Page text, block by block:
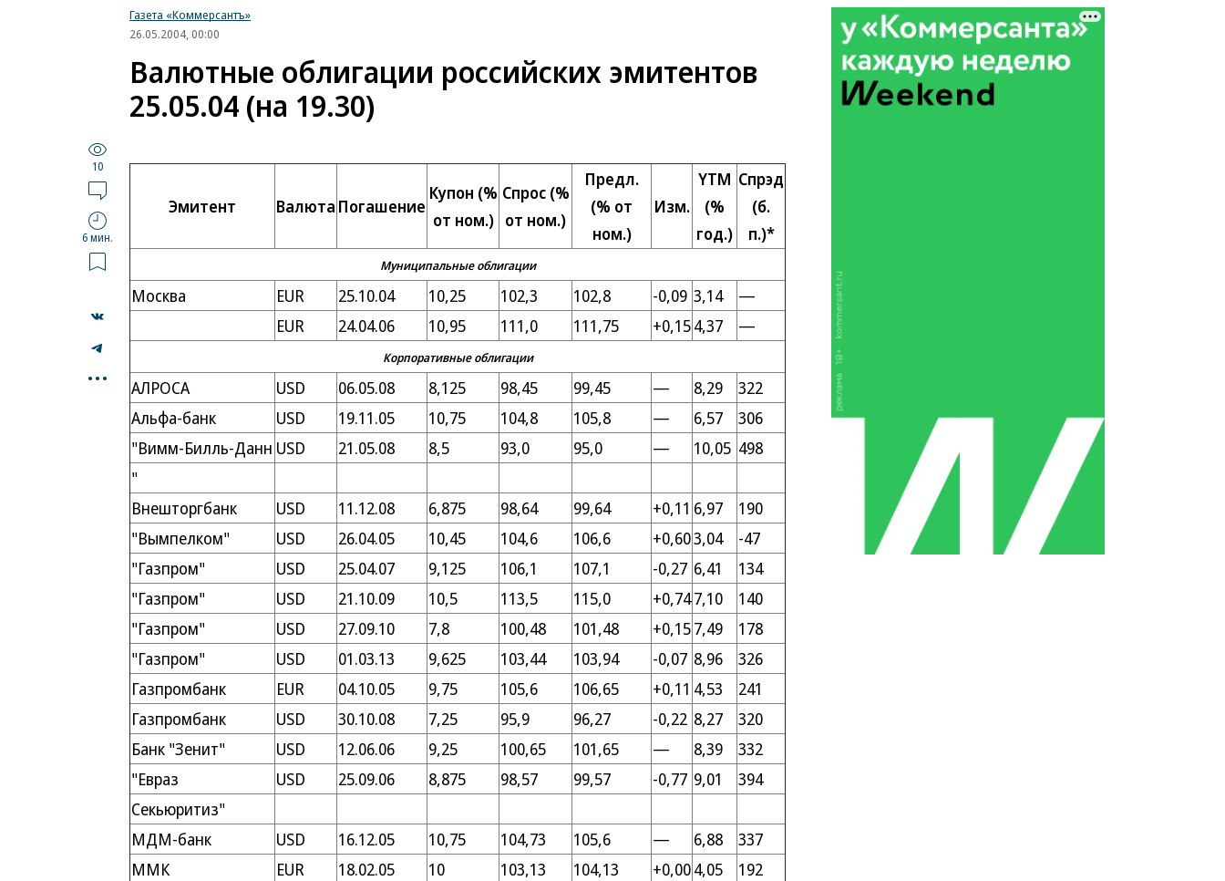
Газета «Коммерсантъ»
26.05.2004, 00:00
Валютные облигации российских эмитентов
25.05.04 (на 19.30)
10
6 мин.
...
Эмитент Валюта Погашение
Купон (%
от ном.)
Спрос (%
от ном.)
Предл.
(% от
ном.)
Изм.
YTM
(%
год.)
Спрэд
(б.
п.)*
Муниципальные облигации
Москва EUR 25.10.04 10,25 102,3 102,8 -0,09 3,14
—
EUR
24.04.06 10,95 111,0 111,75 +0,154,37 —
Корпоративные облигации
АЛРОСА USD 06.05.08 8,125 98,45 99,45 — 8,29
322
Альфа-банк
USD 19.11.05 10,75 104,8 105,8 — 6,57
306
"Вимм-Билль-Данн USD 21.05.08 8,5 93,0 95,0 — 10,05 498
"
Внешторгбанк
USD 11.12.08 6,875 98,64 99,64 +0,11 6,97
190
"Вымпелком"
USD 26.04.05 10,45 104,6 106,6 +0,603,04
-47
"Газпром"
USD 25.04.07 9,125 106,1 107,1 -0,27 6,41
134
"Газпром"
USD 21.10.09 10,5 113,5 115,0 +0,747,10
140
"Газпром"
USD 27.09.10 7,8 100,48 101,48 +0,157,49
178
"Газпром"
USD 01.03.13 9,625 103,44 103,94 -0,07 8,96
326
Газпромбанк
EUR 04.10.05 9,75 105,6 106,65 +0,11 4,53
241
Газпромбанк
USD 30.10.08 7,25 95,9 96,27 -0,22 8,27
320
Банк "Зенит"
USD 12.06.06 9,25 100,65 101,65 — 8,39
332
"Евраз
USD 25.09.06 8,875 98,57 99,57 -0,77 9,01
394
Секьюритиз"
МДМ-банк
USD 16.12.05 10,75 104,73 105,6 — 6,88
337
ММК
EUR 18.02.05 10 103,13 104,13 +0,004,05
192